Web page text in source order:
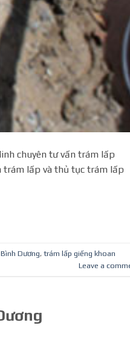
chuyên tư vấn trám lấp
trám lấp và thủ tục trám lấp
Dương, trám lấp giếng khoan
Leave a